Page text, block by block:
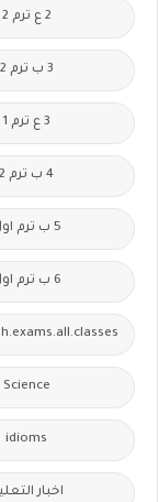
2 ع ترم 2
3 ب ترم 2
3 ع ترم 1
4 ب ترم 2
5 ب ترم اول
6 ب ترم اول
Science
idioms
اخبار